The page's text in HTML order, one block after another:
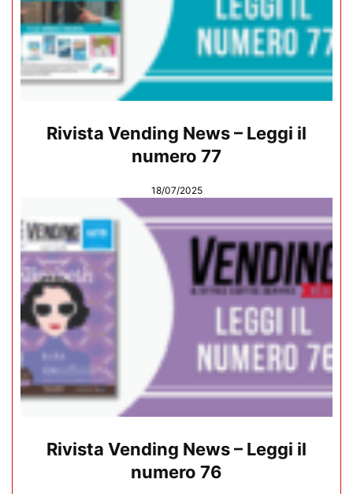
Rivista Vending News – Leggi il
numero 77
18/07/2025
Rivista Vending News – Leggi il
numero 76